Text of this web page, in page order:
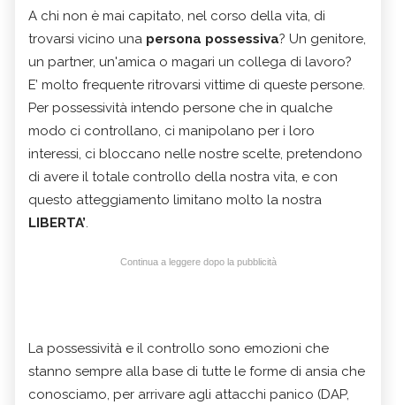
A chi non è mai capitato, nel corso della vita, di
trovarsi vicino una persona possessiva? Un genitore,
un partner, un'amica o magari un collega di lavoro?
E’ molto frequente ritrovarsi vittime di queste persone.
Per possessività intendo persone che in qualche
modo ci controllano, ci manipolano per i loro
interessi, ci bloccano nelle nostre scelte, pretendono
di avere il totale controllo della nostra vita, e con
questo atteggiamento limitano molto la nostra
LIBERTA’.
Continua a leggere dopo la pubblicità
La possessività e il controllo sono emozioni che
stanno sempre alla base di tutte le forme di ansia che
conosciamo, per arrivare agli attacchi panico (DAP,